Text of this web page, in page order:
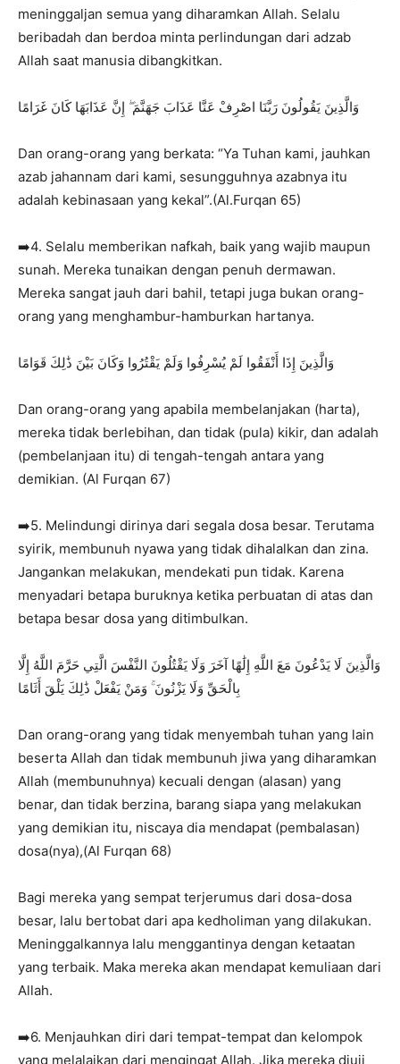
meninggaljan semua yang diharamkan Allah. Selalu
beribadah dan berdoa minta perlindungan dari adzab
Allah saat manusia dibangkitkan.
وَالَّذِينَ يَقُولُونَ رَبَّنَا اصْرِفْ عَنَّا عَذَابَ جَهَنَّمَ ۖ إِنَّ عَذَابَهَا كَانَ غَرَامًا
Dan orang-orang yang berkata: “Ya Tuhan kami, jauhkan
azab jahannam dari kami, sesungguhnya azabnya itu
adalah kebinasaan yang kekal”.(Al.Furqan 65)
➡️4. Selalu memberikan nafkah, baik yang wajib maupun
sunah. Mereka tunaikan dengan penuh dermawan.
Mereka sangat jauh dari bahil, tetapi juga bukan orang-
orang yang menghambur-hamburkan hartanya.
وَالَّذِينَ إِذَا أَنْفَقُوا لَمْ يُسْرِفُوا وَلَمْ يَقْتُرُوا وَكَانَ بَيْنَ ذَٰلِكَ قَوَامًا
Dan orang-orang yang apabila membelanjakan (harta),
mereka tidak berlebihan, dan tidak (pula) kikir, dan adalah
(pembelanjaan itu) di tengah-tengah antara yang
demikian. (Al Furqan 67)
➡️5. Melindungi dirinya dari segala dosa besar. Terutama
syirik, membunuh nyawa yang tidak dihalalkan dan zina.
Jangankan melakukan, mendekati pun tidak. Karena
menyadari betapa buruknya ketika perbuatan di atas dan
betapa besar dosa yang ditimbulkan.
وَالَّذِينَ لَا يَدْعُونَ مَعَ اللَّهِ إِلَٰهًا آخَرَ وَلَا يَقْتُلُونَ النَّفْسَ الَّتِي حَرَّمَ اللَّهُ إِلَّا
بِالْحَقِّ وَلَا يَزْنُونَ ۚ وَمَنْ يَفْعَلْ ذَٰلِكَ يَلْقَ أَثَامًا
Dan orang-orang yang tidak menyembah tuhan yang lain
beserta Allah dan tidak membunuh jiwa yang diharamkan
Allah (membunuhnya) kecuali dengan (alasan) yang
benar, dan tidak berzina, barang siapa yang melakukan
yang demikian itu, niscaya dia mendapat (pembalasan)
dosa(nya),(Al Furqan 68)
Bagi mereka yang sempat terjerumus dari dosa-dosa
besar, lalu bertobat dari apa kedholiman yang dilakukan.
Meninggalkannya lalu menggantinya dengan ketaatan
yang terbaik. Maka mereka akan mendapat kemuliaan dari
Allah.
➡️6. Menjauhkan diri dari tempat-tempat dan kelompok
yang melalaikan dari mengingat Allah. Jika mereka diuji